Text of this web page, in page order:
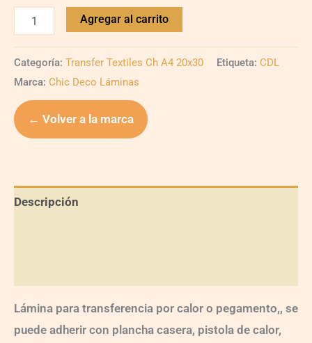
Agregar al carrito
Categoría: Transfer Textiles Ch A4 20x30 Etiqueta: CDL
Marca: Chic Deco Láminas
← Volver a la marca
Descripción
Lámina para transferencia por calor o pegamento,, se
puede adherir con plancha casera, pistola de calor,